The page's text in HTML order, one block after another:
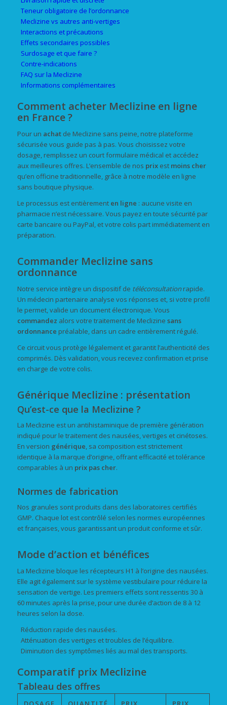
Teneur obligatoire de l’ordonnance
Meclizine vs autres anti-vertiges
Interactions et précautions
Effets secondaires possibles
Surdosage et que faire ?
Contre-indications
FAQ sur la Meclizine
Informations complémentaires
Comment acheter Meclizine en ligne
en France ?
Pour un achatde Meclizine sans peine, notre plateforme
sécurisée vous guide pas à pas. Vous choisissez votre
dosage, remplissez un court formulaire médical et accédez
aux meilleures offres. L’ensemble de nos prixest moins cher
qu’en officine traditionnelle, grâce à notre modèle en ligne
sans boutique physique.
Le processus est entièrement en ligne : aucune visite en
pharmacie n’est nécessaire. Vous payez en toute sécurité par
carte bancaire ou PayPal, et votre colis part immédiatement en
préparation.
Commander Meclizine sans
ordonnance
Notre service intègre un dispositif de téléconsultationrapide.
Un médecin partenaire analyse vos réponses et, si votre profil
le permet, valide un document électronique. Vous
commandez alors votre traitement de Meclizine sans
ordonnance préalable, dans un cadre entièrement régulé.
Ce circuit vous protège légalement et garantit l’authenticité des
comprimés. Dès validation, vous recevez confirmation et prise
en charge de votre colis.
Générique Meclizine : présentation
Qu’est-ce que la Meclizine ?
La Meclizine est un antihistaminique de première génération
indiqué pour le traitement des nausées, vertiges et cinétoses.
En version générique, sa composition est strictement
identique à la marque d’origine, offrant efficacité et tolérance
comparables à un prix pas cher.
Normes de fabrication
Nos granules sont produits dans des laboratoires certifiés
GMP. Chaque lot est contrôlé selon les normes européennes
et françaises, vous garantissant un produit conforme et sûr.
Mode d’action et bénéfices
La Meclizine bloque les récepteurs H1 à l’origine des nausées.
Elle agit également sur le système vestibulaire pour réduire la
sensation de vertige. Les premiers effets sont ressentis 30 à
60 minutes après la prise, pour une durée d’action de 8 à 12
heures selon la dose.
Réduction rapide des nausées.
Atténuation des vertiges et troubles de l’équilibre.
Diminution des symptômes liés au mal des transports.
Comparatif prix Meclizine
Tableau des offres